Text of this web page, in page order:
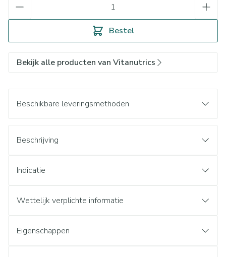
Bestel
Bekijk alle producten van Vitanutrics
Beschikbare leveringsmethoden
Beschrijving
Indicatie
Wettelijk verplichte informatie
Eigenschappen